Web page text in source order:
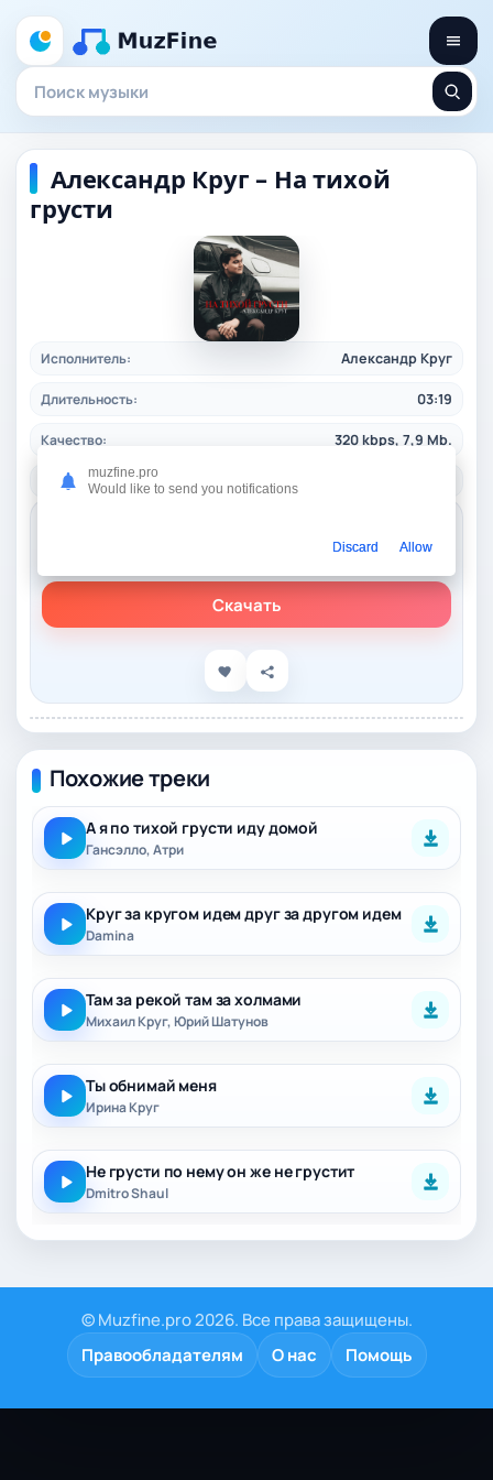
Александр Круг – На тихой
грусти
Исполнитель: Александр Круг
Длительность: 03:19
Качество: 320 kbps, 7,9 Mb.
Жанр:
Скачать
Похожие треки
А я по тихой грусти иду домой
Гансэлло, Атри
Круг за кругом идем друг за другом идем
Damina
Там за рекой там за холмами
Михаил Круг, Юрий Шатунов
Ты обнимай меня
Ирина Круг
Не грусти по нему он же не грустит
Dmitro Shaul
© Muzfine.pro 2026. Все права защищены.
Правообладателям
О нас Помощь
muzfine.pro
Would like to send you notifications
Discard Allow